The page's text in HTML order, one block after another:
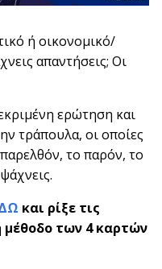
ή οικονομικό/
απαντήσεις; Οι
ερώτηση και
τράπουλα, οι οποίες
το παρόν, το
και ρίξε τις
των 4 καρτών